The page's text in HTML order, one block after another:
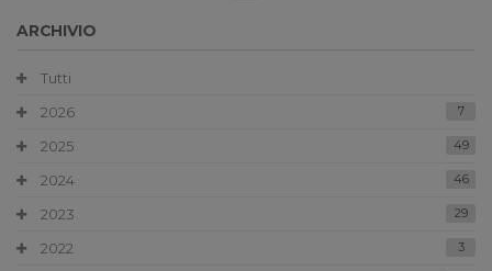
ARCHIVIO
Tutti
2026
7
2025 49
2024 46
2023 29
2022 3